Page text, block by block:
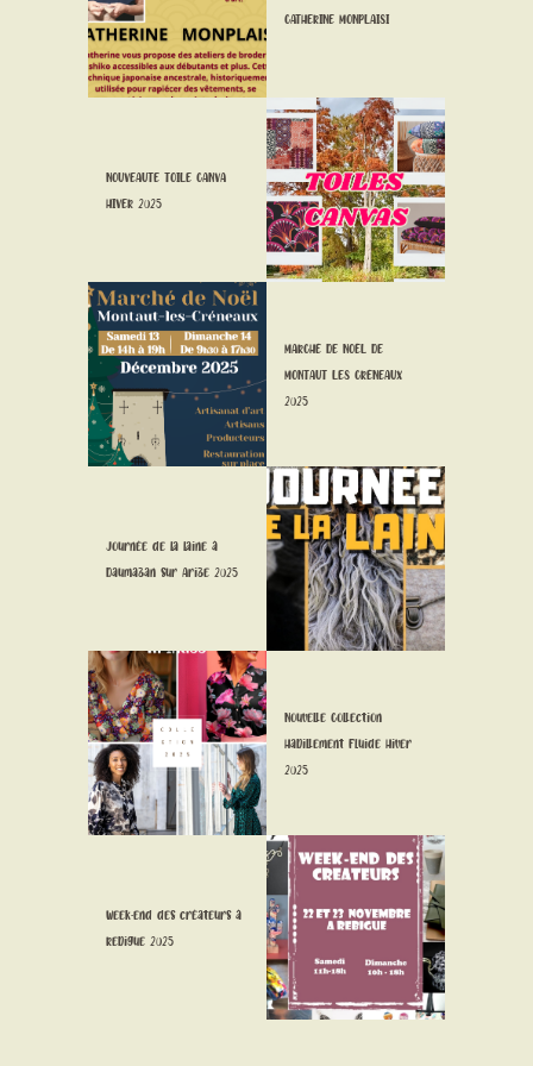
CATHERINE MONPLAISI
NOUVEAUTE TOILE CANVA
HIVER 2025
MARCHÉ DE NOËL DE
MONTAUT LES CRÉNEAUX
2025
Journée de la laine à
Daumazan sur Arize 2025
Nouvelle Collection
Habillement Fluide Hiver
2025
Week-end des créateurs à
Rebigue 2025